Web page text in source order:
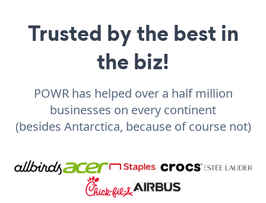
Trusted by the best in
the biz!
POWR has helped over a half million
businesses on every continent
(besides Antarctica, because of course not)